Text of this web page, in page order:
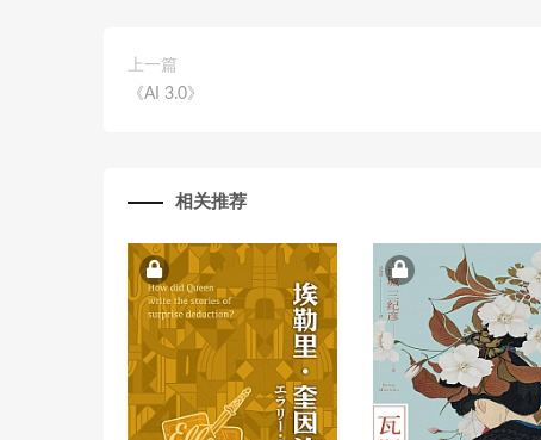
上一篇
《AI 3.0》
相关推荐